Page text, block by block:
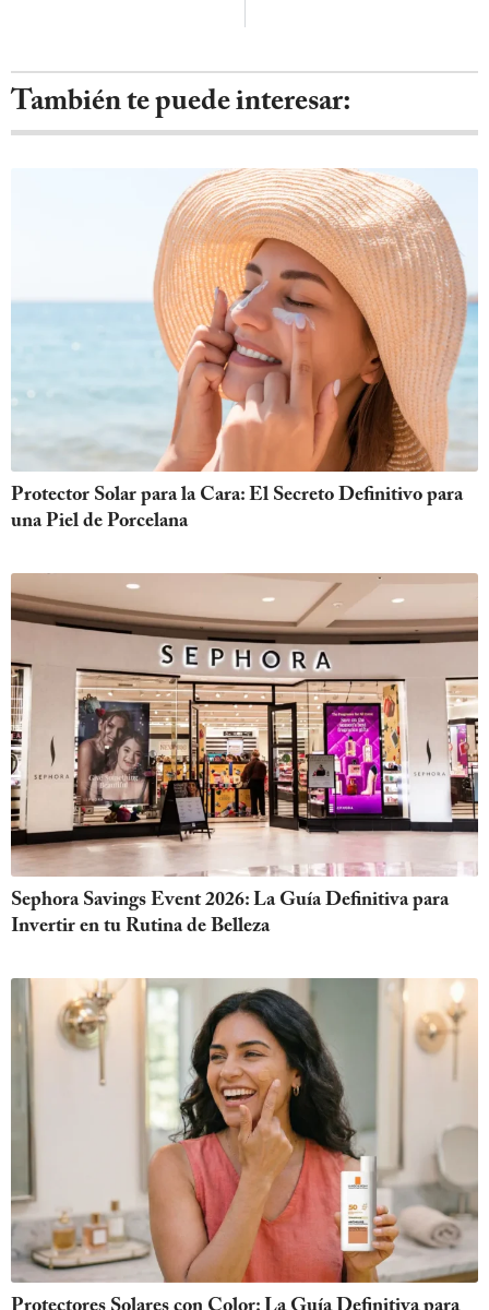
También te puede interesar:
Protector Solar para la Cara: El Secreto Definitivo para
una Piel de Porcelana
Sephora Savings Event 2026: La Guía Definitiva para
Invertir en tu Rutina de Belleza